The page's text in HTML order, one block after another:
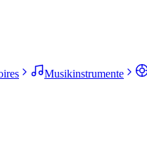
Musikinstrumente